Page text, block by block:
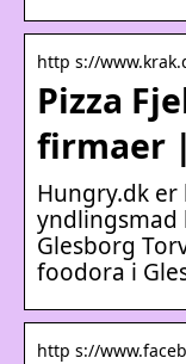
http s://
Pizza
firmaer
Hungry.dk
Glesborg
foodora i
http s://